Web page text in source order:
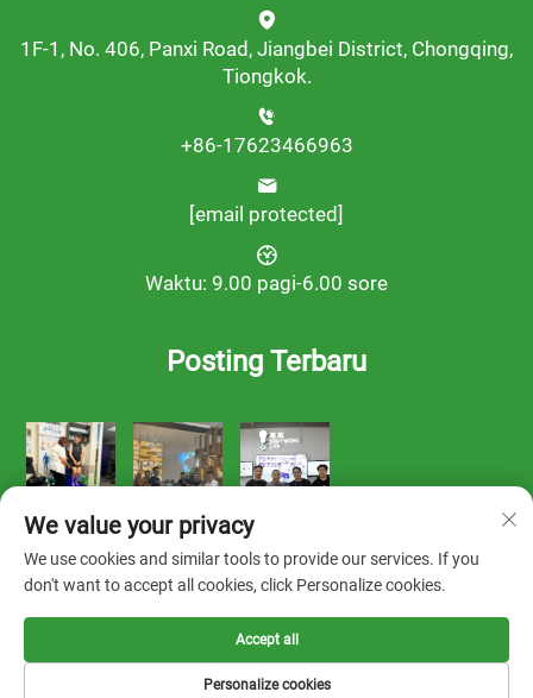
1F-1, No. 406, Panxi Road, Jiangbei District, Chongqing,
Tiongkok.
+86-17623466963
[email protected]
Waktu: 9.00 pagi-6.00 sore
Posting Terbaru
Tentang Kami
We value your privacy
We use cookies and similar tools to provide our services. If you
don't want to accept all cookies, click Personalize cookies.
Personalize cookies
Accept all